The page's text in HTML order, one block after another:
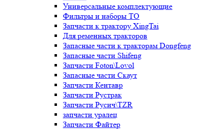
Универсальные комплектующие
Фильтры и наборы ТО
Запчасти к трактору XingTai
Для ременных тракторов
Запасные части к тракторам Dongfeng
Запасные части Shifeng
Запчасти Foton\Lovol
Запасные части Скаут
Запчасти Кентавр
Запчасти Рустрак
Запчасти Русич\TZR
запчасти уралец
Запчасти Файтер